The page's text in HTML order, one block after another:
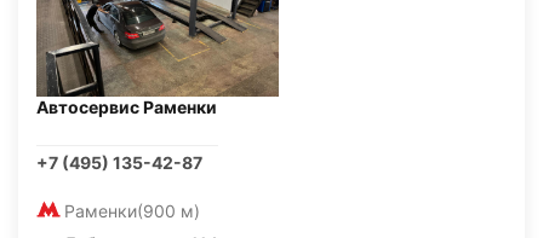
Автосервис Раменки
+7 (495) 135-42-87
Раменки(900 м)